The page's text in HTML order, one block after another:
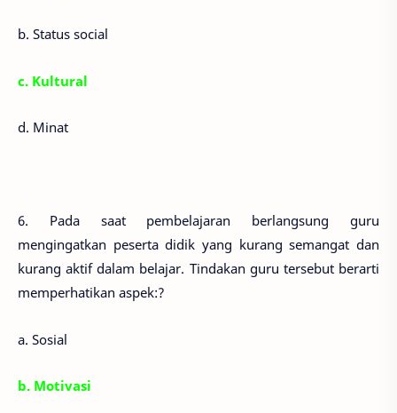
b. Status social
c. Kultural
d. Minat
6. Pada saat pembelajaran berlangsung guru
mengingatkan peserta didik yang kurang semangat dan
kurang aktif dalam belajar. Tindakan guru tersebut berarti
memperhatikan aspek:?
a. Sosial
b. Motivasi